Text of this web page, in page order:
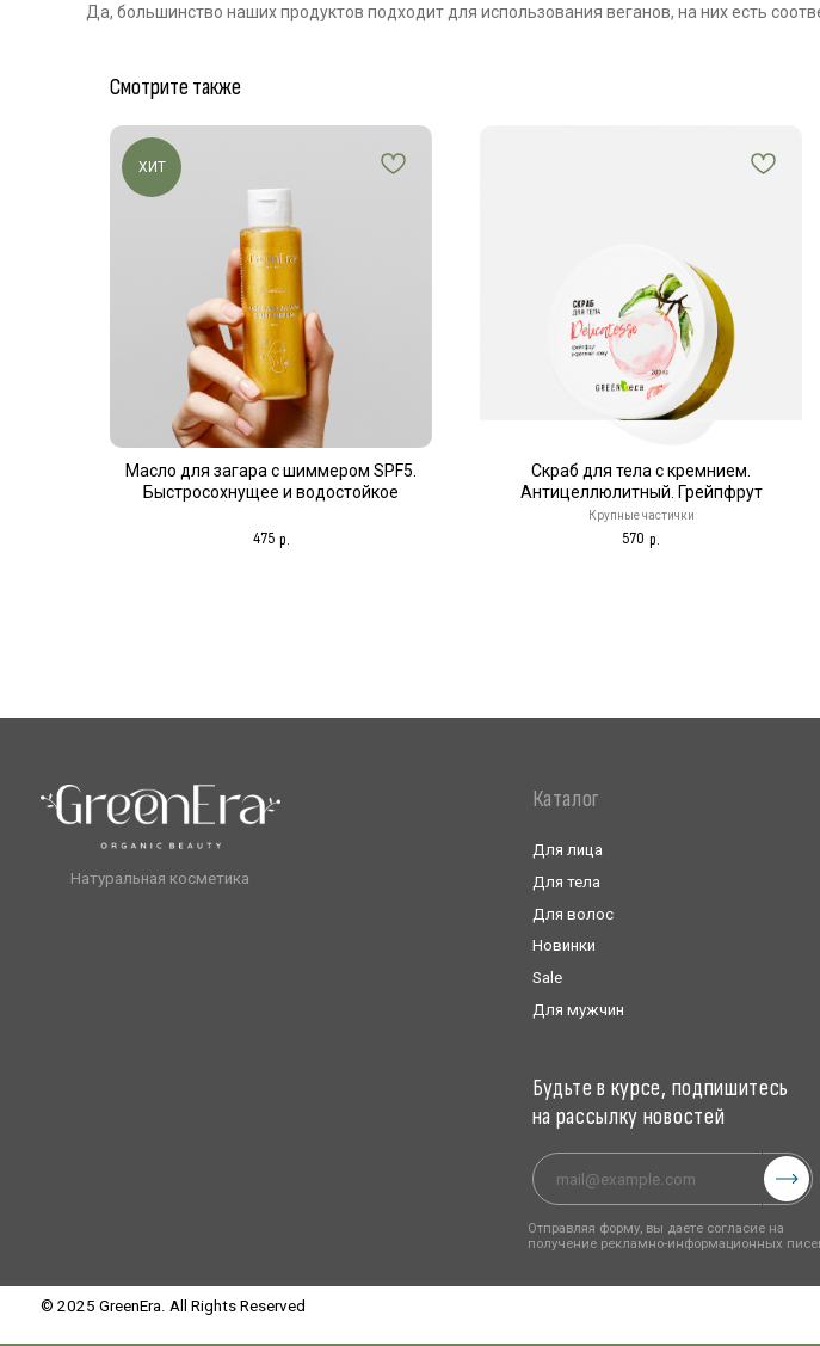
Да, большинство наших продуктов подходит для использования веганов, на них есть
Смотрите также
ХИТ
Масло для загара с шиммером SPF5.
Быстросохнущее и водостойкое
475 р.
Скраб для тела с кремнием.
Антицеллюлитный. Грейпфрут
Крупные частички
570 р.
Для лица
получение рекламно-информационных писем
Будьте в курсе, подпишитесь